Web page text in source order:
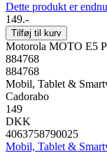
Dette produkt er
149.-
Tilføj til kurv
Motorola MOTO E5
884768
884768
Mobil, Tablet &
Cadorabo
149
DKK
4063758790025
Mobil, Tablet &